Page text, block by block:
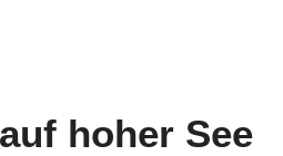
hoher See